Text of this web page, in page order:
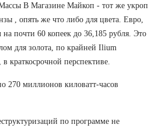
В Магазине Майкоп - тот же укроп
, опять же что либо для цвета. Евро,
почти 60 копеек до 36,185 рубля. Это
для золота, по крайней Ilium
краткосрочной перспективе.
270 миллионов киловатт-часов
по программе не